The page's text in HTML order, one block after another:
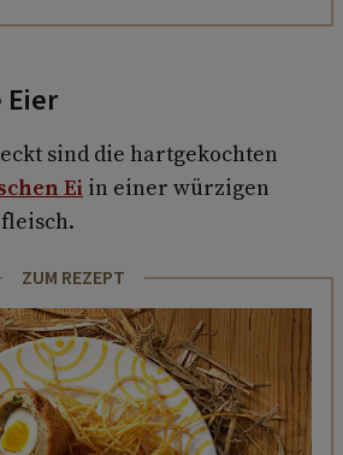
sind die hartgekochten
Ei in einer würzigen
ZUM REZEPT